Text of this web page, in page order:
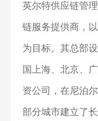
英尔特供应链管
链服务提供商，
为目标。其总部
国上海、北京、
资公司，在尼泊
部分城市建立了